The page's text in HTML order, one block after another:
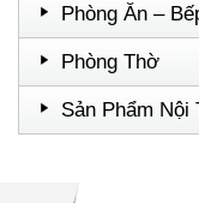
Phòng Ăn –
Phòng Thờ
Sản Phẩm Nội